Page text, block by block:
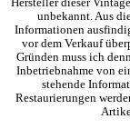
Hersteller dieser
unbekannt. Aus
Informationen
vor dem Verkauf
Gründen muss ich
Inbetriebnahme von
stehende
Restaurierungen